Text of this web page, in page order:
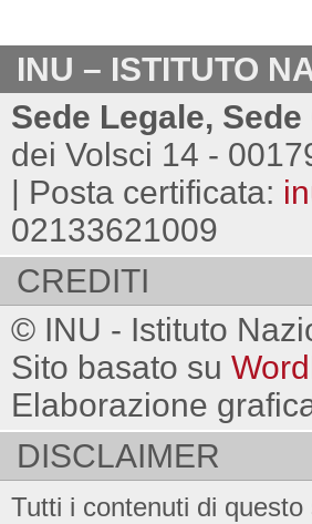
INU – ISTITUTO
Sede Legale,
dei Volsci 14 -
| Posta certificata:
02133621009
CREDITI
© INU - Istituto
Sito basato su
Elaborazione
DISCLAIMER
Tutti i contenuti di